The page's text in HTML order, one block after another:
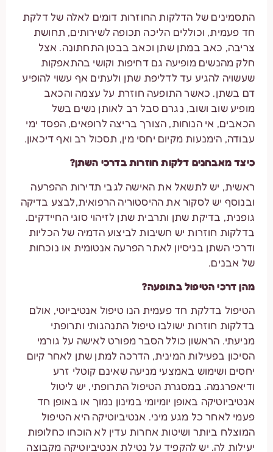
התסמינים של הדלקות החוזרות דומים לאלה של דלקת
חד פעמית, וכוללים הליכה תכופה לשירותים, תחושת
צריבה, כאב במתן שתן וכאב בבטן התחתונה. אצל
חלק מהנשים מופיעה גם דחיפות וקושי בהתאפקות
שעשויה להגיע עד לדליפת שתן ולעתים אף עשוי להופיע
דם בשתן. כאשר התופעה חוזרת על עצמה והכאב
מופיע שוב ושוב, נגרם סבל רב לאותן נשים בשל
הכאבים, אי הנוחות, הצורך בריצה לרופאים, הפסד ימי
עבודה, הימנעות מקיום יחסי מין, תסכול רב ואף דיכאון.
כיצד מאבחנים דלקות חוזרות בדרכי השתן?
ראשית, יש לתשאל את האישה לגבי תדירות ההפרעה
ובנוסף יש לסקור את ההיסטוריה הרפואית,לבצע בדיקה
גופנית, בדיקת שתן ותרבית שתן לזיהוי סוגי החיידקים.
בדלקות חוזרות יש חשיבות לביצוע הדמיה של הכליות
ודרכי השתן בניסיון לאתר הפרעה אנטומית או נוכחות
של אבנים.
מהן דרכי הטיפול בתופעה?
הטיפול בדלקת חד פעמית הנו טיפול אנטיביוטי, אולם
בדלקות חוזרות ישולבו טיפול התנהגותי ותרופתי
מניעתי. הראשון כולל הסבר מפורט לאישה על גורמי
הסיכון בפעילות המינית, הדרכה למתן שתן לאחר קיום
יחסים ושימוש באמצעי מניעה שאינם קוטלי זרע
ודיאפרגמה. במסגרת הטיפול התרופתי, יש ליטול
אנטיביוטיקה באופן יומיומי במינון נמוך או באופן חד
פעמי לאחר כל מגע מיני. אנטיביוטיקה היא הטיפול
המוצלח ביותר ושיטות אחרות עדין לא הוכחו כחלופות
יעילות לה. יש להקפיד על נטילת אנטיביוטיקה מקבוצה